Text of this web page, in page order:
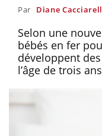
Par Diane
Selon une
bébés en fer
développent
l’âge de trois